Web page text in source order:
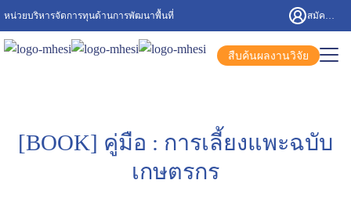
หน่วยบริหารจัดการทุนด้านการพัฒนาพื้นที่
สืบค้นผลงานวิจัย
[BOOK] คู่มือ : การเลี้ยงแพะฉบับ
เกษตรกร